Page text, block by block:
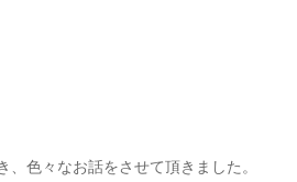
色々なお話をさせて頂きました。